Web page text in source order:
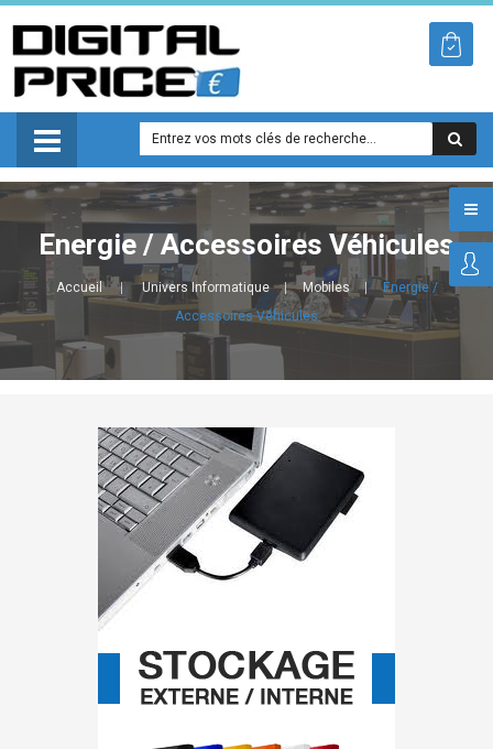
Energie / Accessoires Véhicules
Accueil Univers Informatique Mobiles
Energie /
Accessoires Véhicules